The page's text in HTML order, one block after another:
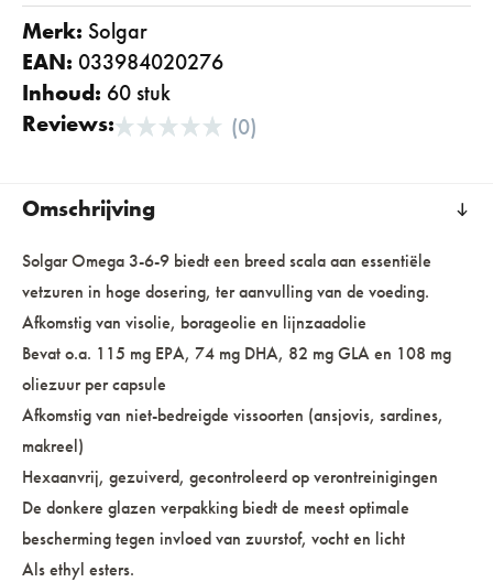
Merk:
solgar
EAN: 033984020276
Inhoud: 60 stuk
Reviews:
(0)
Omschrijving
Solgar Omega 3-6-9 biedt een breed scala aan essentiële
vetzuren in hoge dosering, ter aanvulling van de voeding.
Afkomstig van visolie, borageolie en lijnzaadolie
Bevat o.a. 115 mg EPA, 74 mg DHA, 82 mg GLA en 108 mg
oliezuur per capsule
Afkomstig van niet-bedreigde vissoorten (ansjovis, sardines,
makreel)
Hexaanvrij, gezuiverd, gecontroleerd op verontreinigingen
De donkere glazen verpakking biedt de meest optimale
bescherming tegen invloed van zuurstof, vocht en licht
Als ethyl esters.